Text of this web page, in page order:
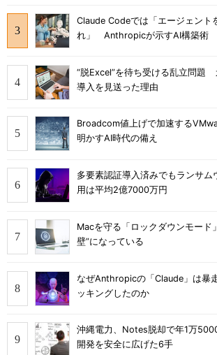
Claude Codeでは「エージェント
れ」 Anthropicが示すAI構築術
“脱Excel”を待ち受ける乱立問題
導入を見送った理由
Broadcom値上げで加速する
明かすAI時代の備え
多要素認証導入済みでもランサ
用は平均2億7000万円
Macを守る「ロックダウンモード
壁”になっている
なぜAnthropicの「Claude」は暴
ッキングしたのか
沖縄電力、Notes脱却で年1万
開発を安全に広げた6手